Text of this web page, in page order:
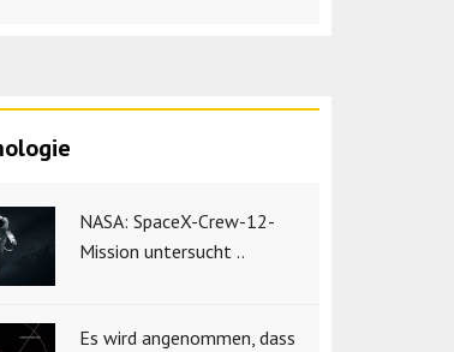
NASA: SpaceX-Crew-12-
Mission untersucht ..
Es wird angenommen, dass